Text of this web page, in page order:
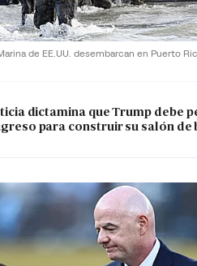
de EE.UU. desembarcan en Puerto
dictamina que Trump debe
para construir su salón de